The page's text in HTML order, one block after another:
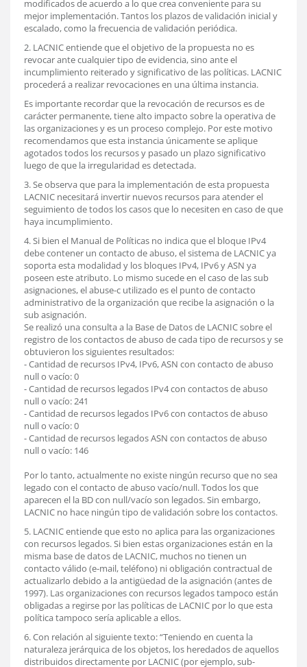
modificados de acuerdo a lo que crea conveniente para su
mejor implementación. Tantos los plazos de validación inicial y
escalado, como la frecuencia de validación periódica.
2. LACNIC entiende que el objetivo de la propuesta no es
revocar ante cualquier tipo de evidencia, sino ante el
incumplimiento reiterado y significativo de las políticas. LACNIC
procederá a realizar revocaciones en una última instancia.
Es importante recordar que la revocación de recursos es de
carácter permanente, tiene alto impacto sobre la operativa de
las organizaciones y es un proceso complejo. Por este motivo
recomendamos que esta instancia únicamente se aplique
agotados todos los recursos y pasado un plazo significativo
luego de que la irregularidad es detectada.
3. Se observa que para la implementación de esta propuesta
LACNIC necesitará invertir nuevos recursos para atender el
seguimiento de todos los casos que lo necesiten en caso de que
haya incumplimiento.
4. Si bien el Manual de Políticas no indica que el bloque IPv4
debe contener un contacto de abuso, el sistema de LACNIC ya
soporta esta modalidad y los bloques IPv4, IPv6 y ASN ya
poseen este atributo. Lo mismo sucede en el caso de las sub
asignaciones, el abuse-c utilizado es el punto de contacto
administrativo de la organización que recibe la asignación o la
sub asignación.
Se realizó una consulta a la Base de Datos de LACNIC sobre el
registro de los contactos de abuso de cada tipo de recursos y se
obtuvieron los siguientes resultados:
- Cantidad de recursos IPv4, IPv6, ASN con contacto de abuso
null o vacío: 0
- Cantidad de recursos legados IPv4 con contactos de abuso
null o vacío: 241
- Cantidad de recursos legados IPv6 con contactos de abuso
null o vacío: 0
- Cantidad de recursos legados ASN con contactos de abuso
null o vacío: 146
Por lo tanto, actualmente no existe ningún recurso que no sea
legado con el contacto de abuso vacío/null. Todos los que
aparecen el la BD con null/vacío son legados. Sin embargo,
LACNIC no hace ningún tipo de validación sobre los contactos.
5. LACNIC entiende que esto no aplica para las organizaciones
con recursos legados. Si bien estas organizaciones están en la
misma base de datos de LACNIC, muchos no tienen un
contacto válido (e-mail, teléfono) ni obligación contractual de
actualizarlo debido a la antigüedad de la asignación (antes de
1997). Las organizaciones con recursos legados tampoco están
obligadas a regirse por las políticas de LACNIC por lo que esta
política tampoco sería aplicable a ellos.
6. Con relación al siguiente texto: “Teniendo en cuenta la
naturaleza jerárquica de los objetos, los heredados de aquellos
distribuidos directamente por LACNIC (por ejemplo, sub-